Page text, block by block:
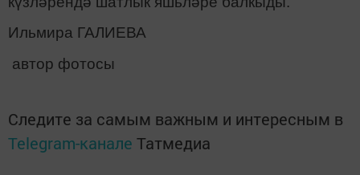
Ильмира ГАЛИЕВА
автор фотосы
Следите за самым важным и интересным в
Telegram-канале Татмедиа